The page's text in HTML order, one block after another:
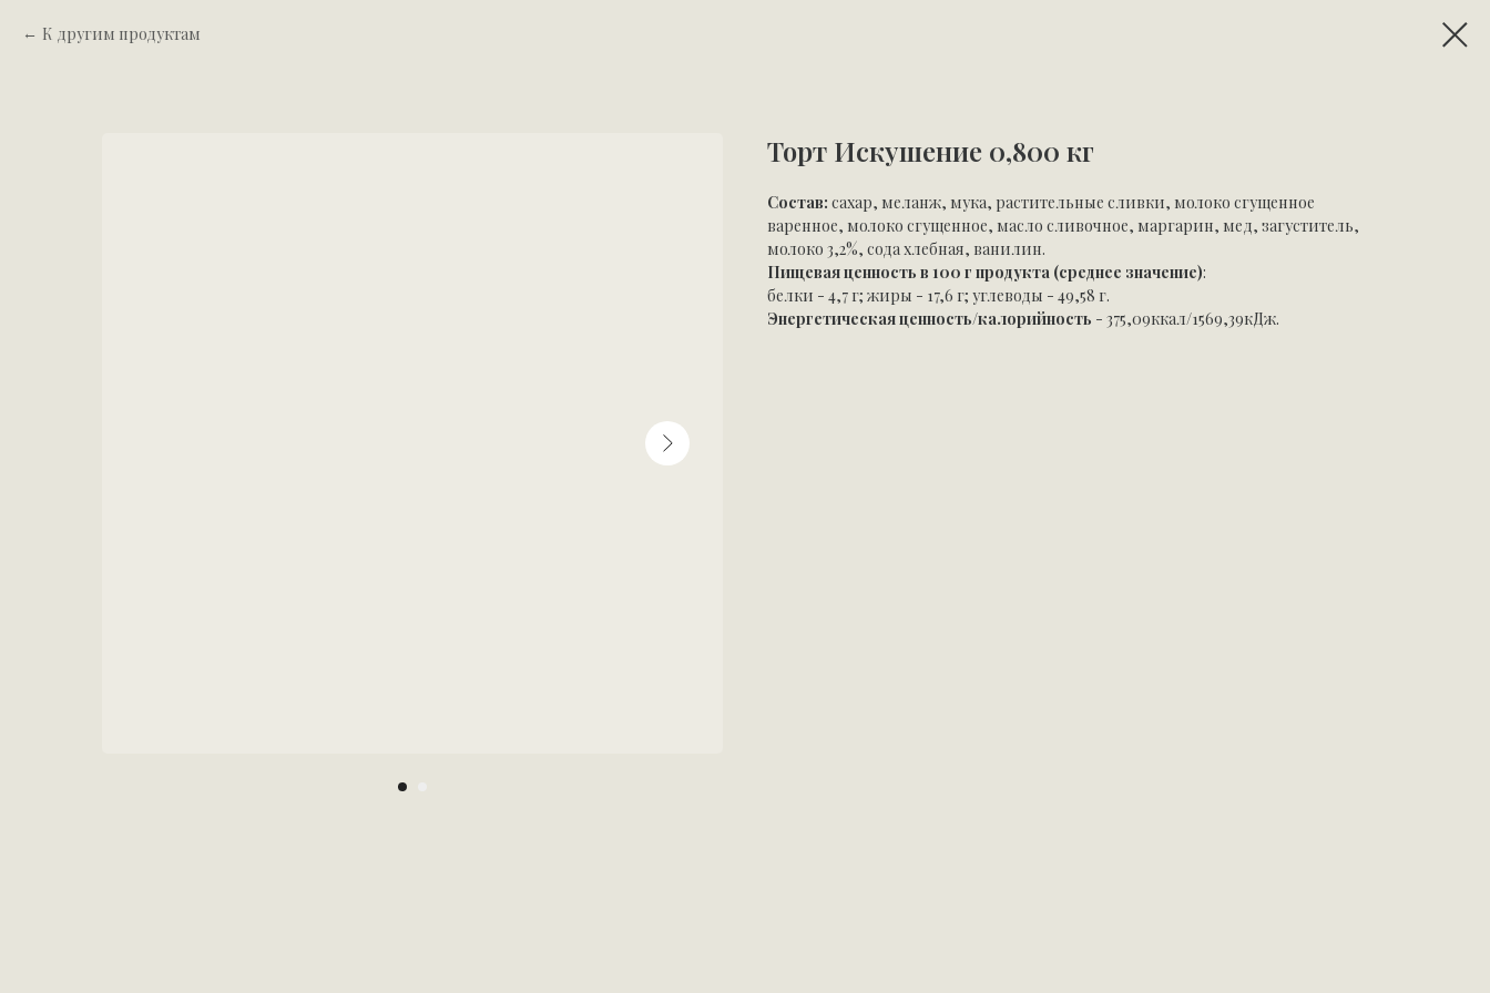
К другим продуктам
Торт Искушение 0,800 кг
Состав: сахар, меланж, мука, растительные сливки, молоко сгущенное
варенное, молоко сгущенное, масло сливочное, маргарин, мед, загуститель,
молоко 3,2%, сода хлебная, ванилин.
Пищевая ценность в 100 г продукта (среднее значение):
белки - 4,7 г; жиры - 17,6 г; углеводы - 49,58 г.
Энергетическая ценность/калорийность - 375,09ккал/1569,39кДж.